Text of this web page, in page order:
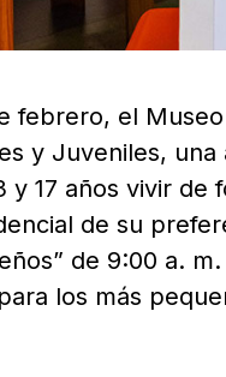
febrero, el
y Juveniles,
y 17 años vivir de
de su
de 9:00 a.
los más